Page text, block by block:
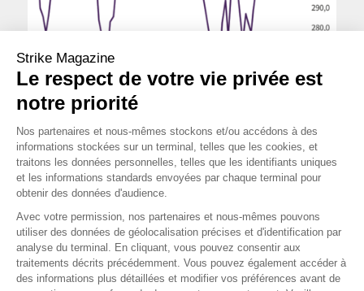
Cours au 18 octobre 2023
OPINION MOYEN TERME
OPINION LONG TERME
Strike Magazine
Le respect de votre vie privée est
notre priorité
Nos partenaires et nous-mêmes stockons et/ou accédons à des
informations stockées sur un terminal, telles que les cookies, et
traitons les données personnelles, telles que les identifiants uniques
et les informations standards envoyées par chaque terminal pour
obtenir des données d'audience.
Avec votre permission, nos partenaires et nous-mêmes pouvons
utiliser des données de géolocalisation précises et d'identification par
analyse du terminal. En cliquant, vous pouvez consentir aux
traitements décrits précédemment. Vous pouvez également accéder à
des informations plus détaillées et modifier vos préférences avant de